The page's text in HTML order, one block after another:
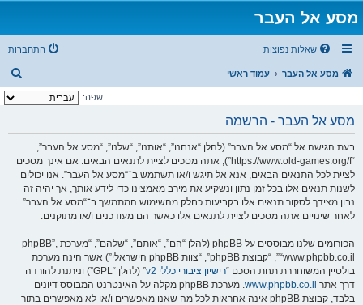
מסע אל העבר
שאלות נפוצות התחברות
מסע אל העבר עמוד ראשי
י
שפה:
מסע אל העבר - הרשמה
בעת הגישה אל “מסע אל העבר” (להלן “אנחנו”, “אותנו”, “שלנו”, “מסע אל העבר”,
“https://www.old-games.org/f”), אתה מסכים לציית לתנאים הבאים. אם אינך מסכים
לציית לכל התנאים הבאים, אנא אל תיגש ו/או תשתמש ב־“מסע אל העבר”. אנו יכולים
לשנות תנאים אלו בכל זמן נתון ונשקיע את מירב מאמצינו כדי לידע אותך, אך יהיה זה
נבון מצידך לסקור תנאים אלו בקביעות כחלק מהשימוש המתמשך ב־“מסע אל העבר”.
לאחר שינויים אתה מסכים לציית לתנאים אלו כאשר הם מעודכנים ו/או מתוקנים.
הפורומים שלנו מבוססים על phpBB (להלן “הם”, “אותם”, “שלהם”, “מערכת phpBB”,
“www.phpbb.co.il”, “קבוצת phpBB”, “צוות phpBB הישראלי”) אשר הינה מערכת
בולטיין המשוחררת תחת הסכם “רישיון ציבורי כללי v2
” (להלן “GPL”) וניתנת להורדה
דרך אתר www.phpbb.co.il
. מערכת phpBB מקלה על האינטרנט המבוסס דיונים
בלבד, קבוצת phpBB אינה אחראית לכל מה שאנו מאפשרים ו/או לא מאפשרים בתור